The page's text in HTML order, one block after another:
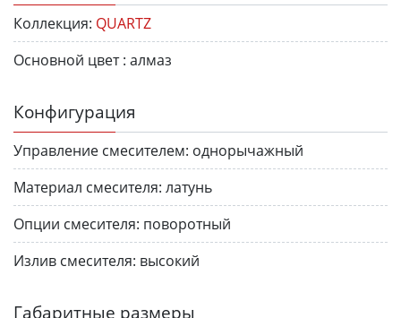
Коллекция: QUARTZ
Основной цвет : алмаз
Конфигурация
Управление смесителем: однорычажный
Материал смесителя: латунь
Опции смесителя: поворотный
Излив смесителя: высокий
Габаритные размеры